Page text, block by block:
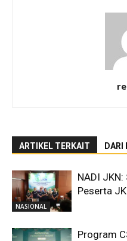
ARTIKEL TERKAIT DARI
NASIONAL
NADI
Peserta
Program